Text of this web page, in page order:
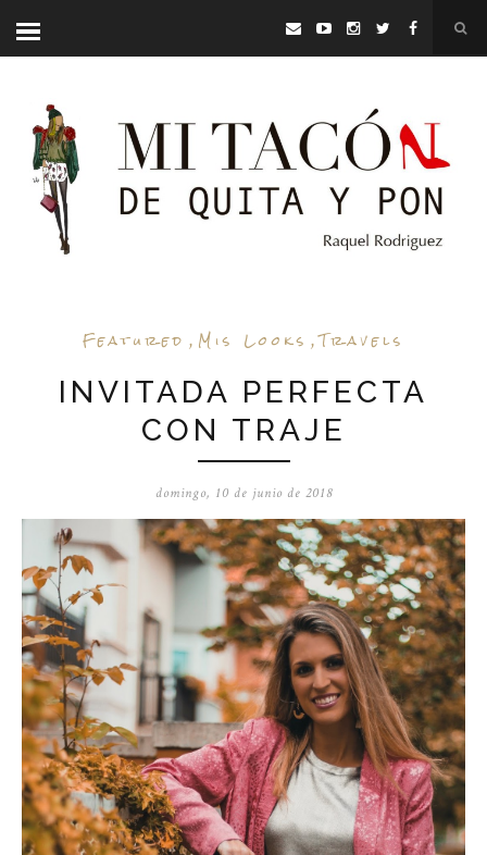
Featured , Mis Looks ,Travels
INVITADA PERFECTA
CON TRAJE
domingo, 10 de junio de 2018